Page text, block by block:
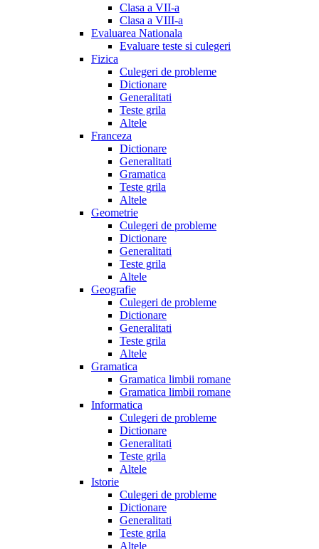
Clasa a VII-a
Clasa a VIII-a
Evaluarea Nationala
Evaluare teste si culegeri
Fizica
Culegeri de probleme
Dictionare
Generalitati
Teste grila
Altele
Franceza
Dictionare
Generalitati
Gramatica
Teste grila
Altele
Geometrie
Culegeri de probleme
Dictionare
Generalitati
Teste grila
Altele
Geografie
Culegeri de probleme
Dictionare
Generalitati
Teste grila
Altele
Gramatica
Gramatica limbii romane
Gramatica limbii romane
Informatica
Culegeri de probleme
Dictionare
Generalitati
Teste grila
Altele
Istorie
Culegeri de probleme
Dictionare
Generalitati
Teste grila
Altele